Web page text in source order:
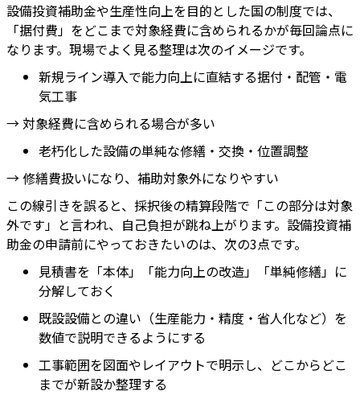
設備投資補助金や生産性向上を目的とした国の制度では、
「据付費」をどこまで対象経費に含められるかが毎回論点に
なります。現場でよく見る整理は次のイメージです。
新規ライン導入で能力向上に直結する据付・配管・電
気工事
→ 対象経費に含められる場合が多い
老朽化した設備の単純な修繕・交換・位置調整
→ 修繕費扱いになり、補助対象外になりやすい
この線引きを誤ると、採択後の精算段階で「この部分は対象
外です」と言われ、自己負担が跳ね上がります。設備投資補
助金の申請前にやっておきたいのは、次の3点です。
見積書を「本体」「能力向上の改造」「単純修繕」に
分解しておく
既設設備との違い（生産能力・精度・省人化など）を
数値で説明できるようにする
工事範囲を図面やレイアウトで明示し、どこからどこ
までが新設か整理する